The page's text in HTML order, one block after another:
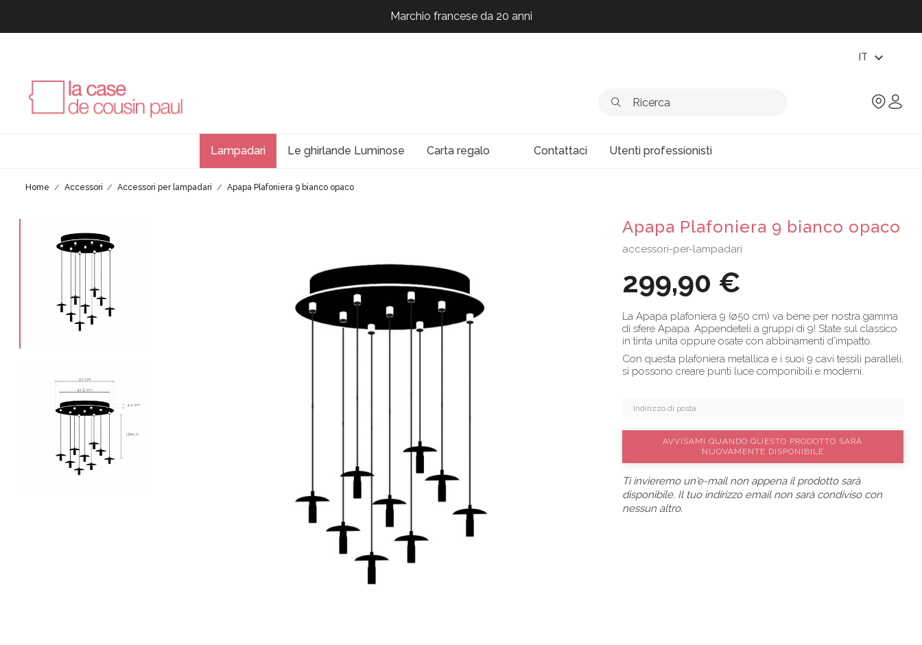
Marchio francese da 20 anni
Marchio francese da 20 anni
IT expand_more
Lampadari Le ghirlande Luminose Carta regalo Contattaci Utenti professionisti
Home Accessori Accessori per lampadari Apapa Plafoniera 9 bianco opaco
Apapa Plafoniera 9 bianco opaco
accessori-per-lampadari
299,90 €
La Apapa plafoniera 9 (ø50 cm) va bene per nostra gamma
di sfere Apapa. Appendeteli a gruppi di 9! State sul classico
in tinta unita oppure osate con abbinamenti d'impatto.
Con questa plafoniera metallica e i suoi 9 cavi tessili paralleli,
si possono creare punti luce componibili e moderni.
AVVISAMI QUANDO QUESTO PRODOTTO SARÀ
NUOVAMENTE DISPONIBILE
Ti invieremo un'e-mail non appena il prodotto sarà
disponibile. Il tuo indirizzo email non sarà condiviso con
nessun altro.